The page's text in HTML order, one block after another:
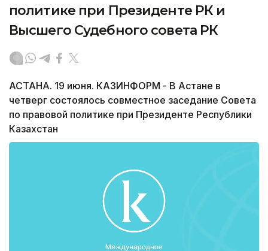
политике при Президенте РК и
Высшего Судебного совета РК
АСТАНА. 19 июня. КАЗИНФОРМ - В Астане в
четверг состоялось совместное заседание Совета
по правовой политике при Президенте Республики
Казахстан